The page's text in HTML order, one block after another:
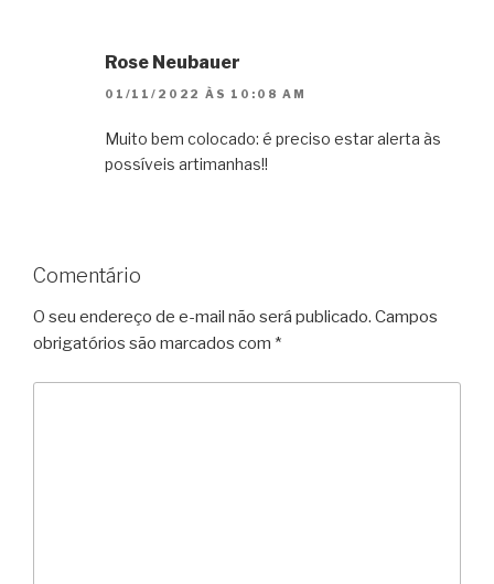
Rose Neubauer
01/11/2022 ÀS 10:08 AM
Muito bem colocado: é preciso estar alerta às
possíveis artimanhas!!
Comentário
O seu endereço de e-mail não será publicado. Campos
obrigatórios são marcados com *